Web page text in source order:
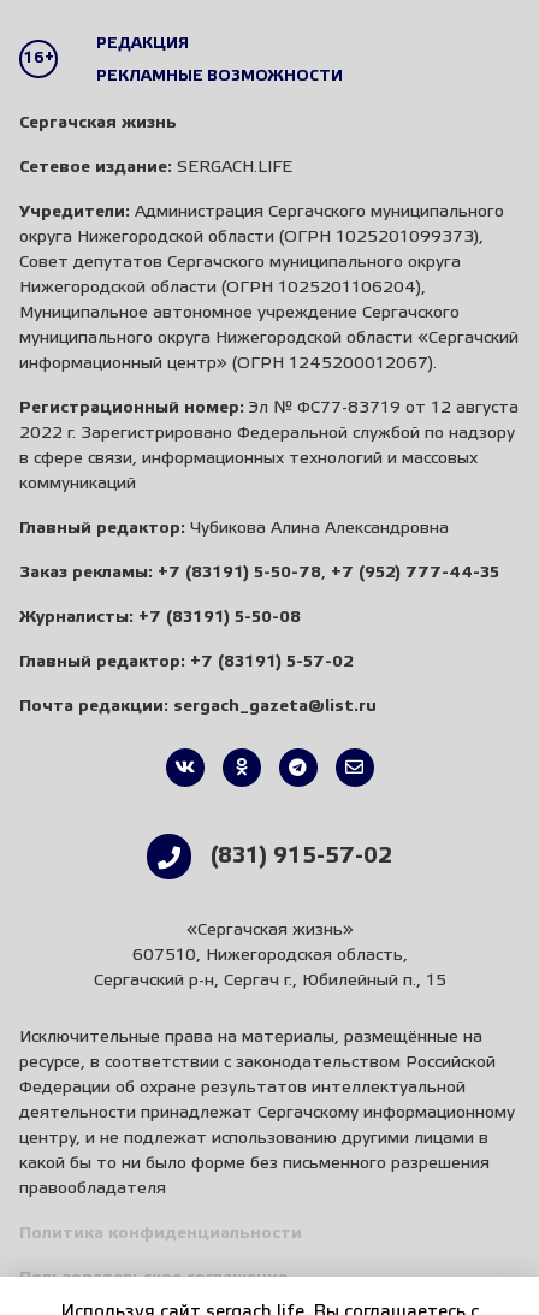
16+
РЕДАКЦИЯ
РЕКЛАМНЫЕ ВОЗМОЖНОСТИ
Сергачская жизнь
Сетевое издание: SERGACH.LIFE
Учредители: Администрация Сергачского муниципального
округа Нижегородской области (ОГРН 1025201099373),
Совет депутатов Сергачского муниципального округа
Нижегородской области (ОГРН 1025201106204),
Муниципальное автономное учреждение Сергачского
муниципального округа Нижегородской области «Сергачский
информационный центр» (ОГРН 1245200012067).
Регистрационный номер: Эл № ФС77-83719 от 12 августа
2022 г. Зарегистрировано Федеральной службой по надзору
в сфере связи, информационных технологий и массовых
коммуникаций
Главный редактор: Чубикова Алина Александровна
Заказ рекламы: +7 (83191) 5-50-78, +7 (952) 777-44-35
Журналисты: +7 (83191) 5-50-08
Главный редактор: +7 (83191) 5-57-02
Почта редакции: sergach_gazeta@list.ru
(831) 915-57-02
«Сергачская жизнь»
607510, Нижегородская область,
Сергачский р-н, Сергач г., Юбилейный п., 15
Исключительные права на материалы, размещённые на
ресурсе, в соответствии с законодательством Российской
Федерации об охране результатов интеллектуальной
деятельности принадлежат Сергачскому информационному
центру, и не подлежат использованию другими лицами в
какой бы то ни было форме без письменного разрешения
правообладателя
Политика конфиденциальности
Пользовательское соглашение